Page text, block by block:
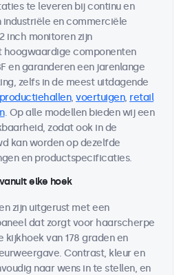
te leveren bij continu en
industriële en commerciële
inch monitoren zijn
componenten
en garanderen een jarenlange
zelfs in de meest uitdagende
productiehallen, voertuigen, retail
. Op alle modellen bieden wij een
zodat ook in de
kan worden op dezelfde
en productspecificaties.
elke hoek
zijn uitgerust met een
dat zorgt voor haarscherpe
kijkhoek van 178 graden en
Contrast, kleur en
naar wens in te stellen, en